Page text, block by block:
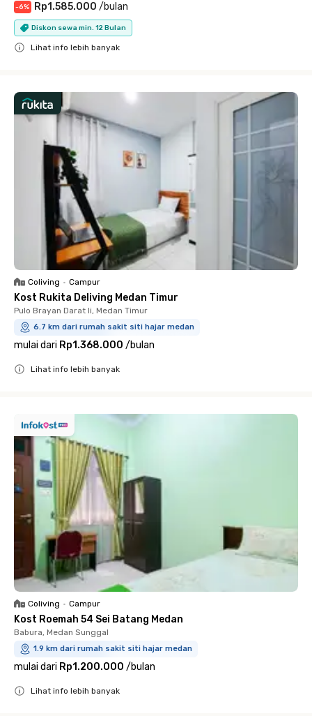
-6% Rp1.585.000 /bulan
Diskon sewa min. 12 Bulan
Lihat info lebih banyak
Coliving • Campur
Kost Rukita Deliving Medan Timur
Pulo Brayan Darat Ii, Medan Timur
6.7 km dari rumah sakit siti hajar medan
mulai dari Rp1.368.000 /bulan
Lihat info lebih banyak
Coliving • Campur
Kost Roemah 54 Sei Batang Medan
Babura, Medan Sunggal
1.9 km dari rumah sakit siti hajar medan
mulai dari Rp1.200.000 /bulan
Lihat info lebih banyak